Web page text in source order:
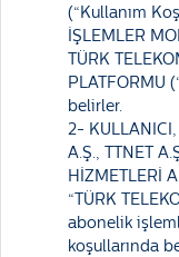
(“Kullanım
İŞLEMLER
TÜRK
PLATFORMU
belirler.
2- KULLANICI,
A.Ş., TTNET
HİZMETLERİ
“TÜRK
abonelik
koşullarında